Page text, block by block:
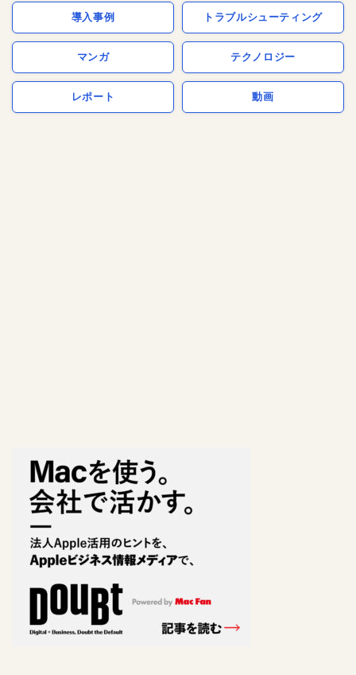
導入事例 トラブルシューティング
マンガ テクノロジー
レポート 動画